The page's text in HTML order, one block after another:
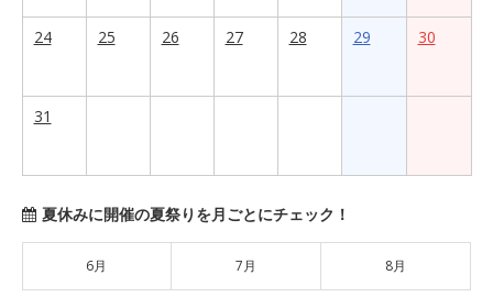
24 25 26 27 28 29 30
31
夏休みに開催の夏祭りを月ごとにチェック！
6月 7月 8月